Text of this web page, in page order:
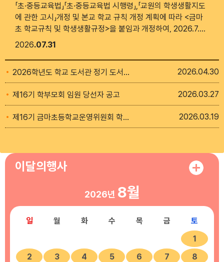
「초·중등교육법」「초·중등교육법 시행령」,「교원의 학생생활지도
에 관한 고시」개정 및 본교 학교 규칙 개정 계획에 따라 <금마
초 학교규칙 및 학생생활규정>을 붙임과 개정하여, 2026.7.31.
부터 시행합니다.
2026 07.31
2026학년도 학교 도서관 정기 도서구입 목록 알림 2026 04.30
제16기 학부모회 임원 당선자 공고 2026 03.27
제16기 금마초등학교운영위원회 학부모위원 선출 공고 2026 03.19
이달의행사
2026년 8월
일 월 화 수 목 금
토
1
2
3 4 5 6 7
8